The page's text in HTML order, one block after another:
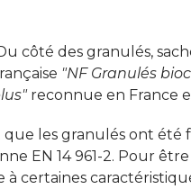
côté des granulés,
"NF Granulés
reconnue en France
les granulés ont été
EN 14 961-2. Pour
certaines